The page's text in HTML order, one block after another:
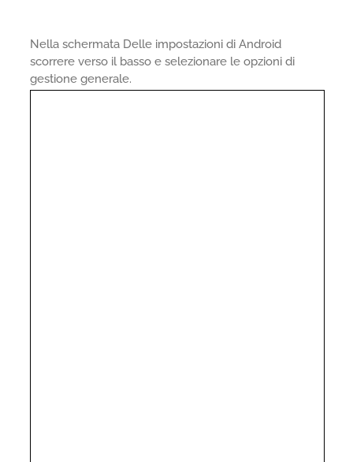
Nella schermata Delle impostazioni di Android
scorrere verso il basso e selezionare le opzioni di
gestione generale.